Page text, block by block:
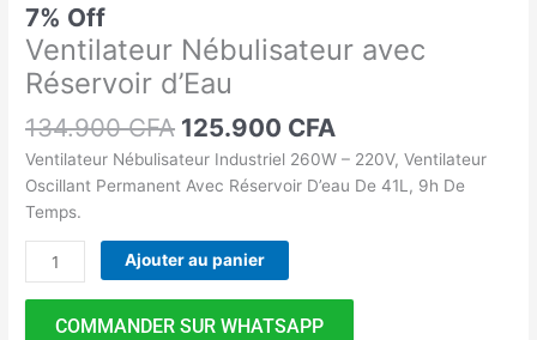
7% Off
Ventilateur Nébulisateur avec
Réservoir d’Eau
134.900CFA 125.900 CFA
Ventilateur Nébulisateur Industriel 260W – 220V, Ventilateur
Oscillant Permanent Avec Réservoir D’eau De 41L, 9h De
Temps.
Ajouter au panier
COMMANDER SUR WHATSAPP